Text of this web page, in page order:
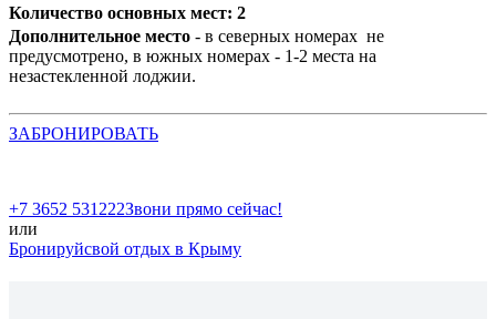
Количество основных мест: 2
Дополнительное место - в северных номерах не
предусмотрено, в южных номерах - 1-2 места на
незастекленной лоджии.
ЗАБРОНИРОВАТЬ
+7 3652 531222Звони прямо сейчас!
или
Бронируйсвой отдых в Крыму